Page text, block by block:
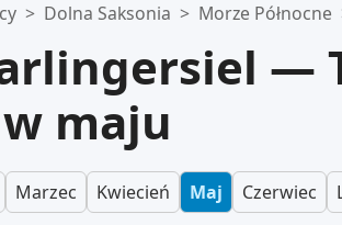
jest pusta.
> Dolna Saksonia > Morze Północne
—
maju
Marzec Kwiecień Maj Czerwiec